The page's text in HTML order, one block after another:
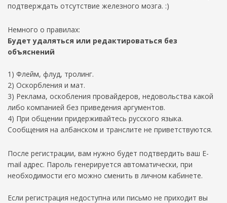
подтверждать отсутствие железного мозга. :)
Немного о правилах:
Будет удаляться или редактироваться без
объяснений
1) Флейм, флуд, тролинг.
2) Оскорбления и мат.
3) Реклама, оскобления провайдеров, недовольства какой
либо компанией без приведения аргументов.
4) При общении придерживайтесь русского языка.
Сообщения на албанском и транслите не приветствуются.
После регистрации, вам нужно будет подтвердить ваш E-
mail адрес. Пароль генерируется автоматически, при
необходимости его можно сменить в личном кабинете.
Если регистрация недоступна или письмо не приходит вы